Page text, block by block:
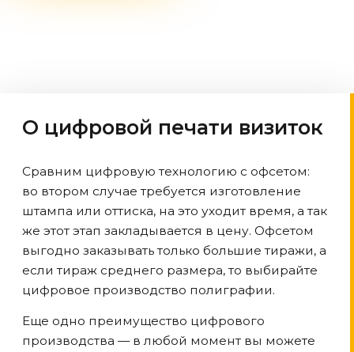
О цифровой печати визиток
Сравним цифровую технологию с офсетом:
во втором случае требуется изготовление
штампа или оттиска, на это уходит время, а так
же этот этап закладывается в цену. Офсетом
выгодно заказывать только большие тиражи, а
если тираж среднего размера, то выбирайте
цифровое производство полиграфии.
Еще одно преимущество цифрового
производства — в любой момент вы можете